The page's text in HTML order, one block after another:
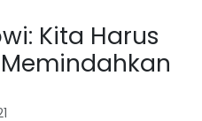
Kita Harus